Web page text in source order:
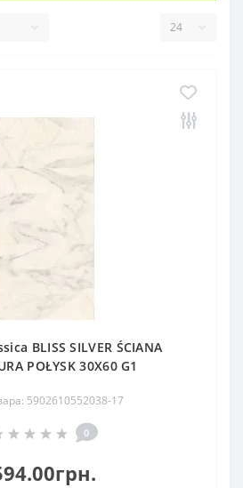
BLISS SILVER ŚCIANA
POŁYSK 30X60 G1
5902610552038-17
0